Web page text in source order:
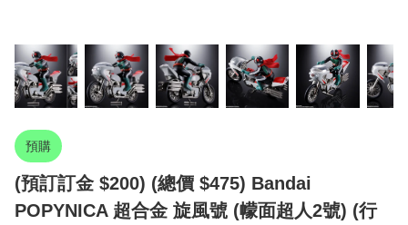
預購
(預訂訂金 $200) (總價 $475) Bandai
POPYNICA 超合金 旋風號 (幪面超人2號) (行